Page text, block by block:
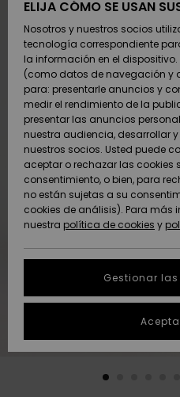
Surf
Snow
Surf
Snow
Snow
SURF
SNOW
Snow
Tienda
Snow
DOBLE
PROMO
Outlet
Mujer
AYUDA &
CONTACTO
Pago
Tarjeta
regalo
Quiksilver
Freedom
datos
Inicia
SOSTENIBILIDAD
ELIJA CÓMO SE USAN
Nosotros y nuestros socios
tecnología correspondiente
la información en el
(como datos de navegación y
para: presentarle anuncios y
medir el rendimiento de la
presentar las anuncios
nuestra audiencia, desarrollar
nuestros socios. Usted puede
aceptar o rechazar las cookies
consentimiento, o bien, para
no están sujetas a su
cookies de análisis). Para más
nuestra política de cookies y
Gestionar